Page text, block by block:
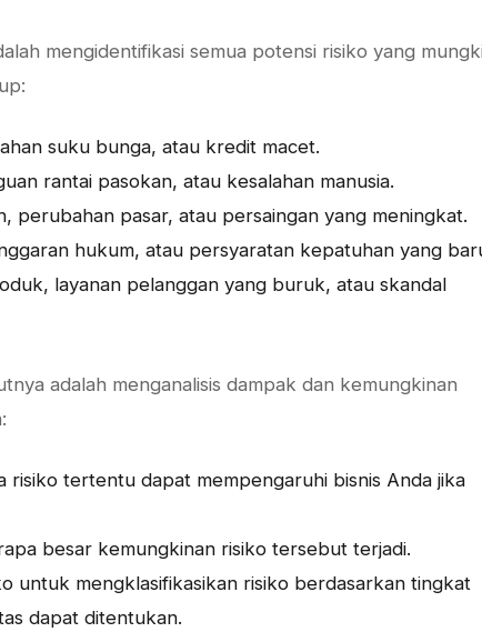
mengidentifikasi semua potensi risiko yang
suku bunga, atau kredit macet.
rantai pasokan, atau kesalahan manusia.
perubahan pasar, atau persaingan yang meningkat.
hukum, atau persyaratan kepatuhan yang
layanan pelanggan yang buruk, atau skandal
adalah menganalisis dampak dan kemungkinan
risiko tertentu dapat mempengaruhi bisnis Anda jika
besar kemungkinan risiko tersebut terjadi.
untuk mengklasifikasikan risiko berdasarkan tingkat
dapat ditentukan.